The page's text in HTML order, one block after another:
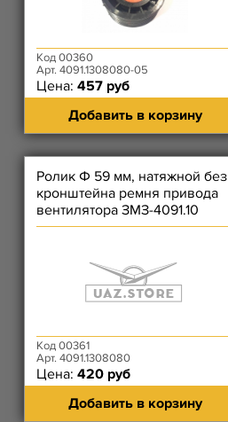
Код 00360
Арт. 4091.1308080-05
Цена: 457 руб
Добавить в корзину
Ролик Ф 59 мм, натяжной без
кронштейна ремня привода
вентилятора ЗМЗ-4091.10
Код 00361
Арт. 4091.1308080
Цена: 420 руб
Добавить в корзину